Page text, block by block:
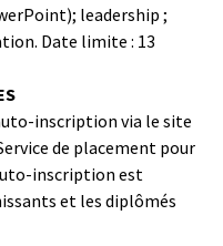
leadership ;
Date limite : 13
inscription via le site
de placement pour
inscription est
et les diplômés